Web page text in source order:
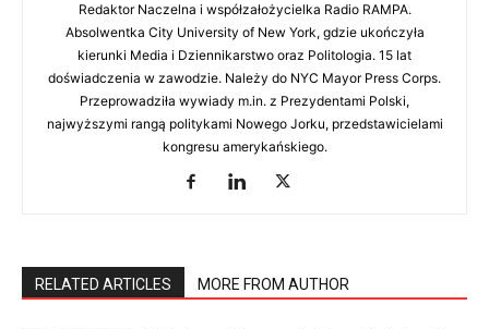
Monika Adamski
Editor in ChiefatRadio RAMPA
Redaktor Naczelna i współzałożycielka Radio
RAMPA. Absolwentka City University of New York,
gdzie ukończyła kierunki Media i Dziennikarstwo
oraz Politologia. 15 lat doświadczenia w zawodzie.
Należy do NYC Mayor Press Corps. Przeprowadziła
wywiady m.in. z Prezydentami Polski, najwyższymi
Redaktor Naczelna i współzałożycielka Radio RAMPA.
Absolwentka City University of New York, gdzie ukończyła
kierunki Media i Dziennikarstwo oraz Politologia. 15 lat
doświadczenia w zawodzie. Należy do NYC Mayor Press Corps.
Przeprowadziła wywiady m.in. z Prezydentami Polski,
najwyższymi rangą politykami Nowego Jorku, przedstawicielami
kongresu amerykańskiego.
RELATED ARTICLES MORE FROM AUTHOR